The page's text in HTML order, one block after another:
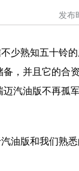
发布
熟知五十铃的
备，并且它的合
迈汽油版不再孤
版和我们熟悉